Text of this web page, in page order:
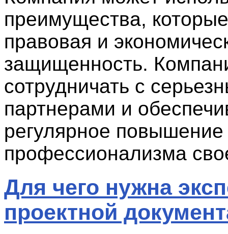
преимущества,
правовая и
защищенность.
сотрудничать с
партнерами и
регулярное повышение
профессионализма
Для чего нужна
проектной